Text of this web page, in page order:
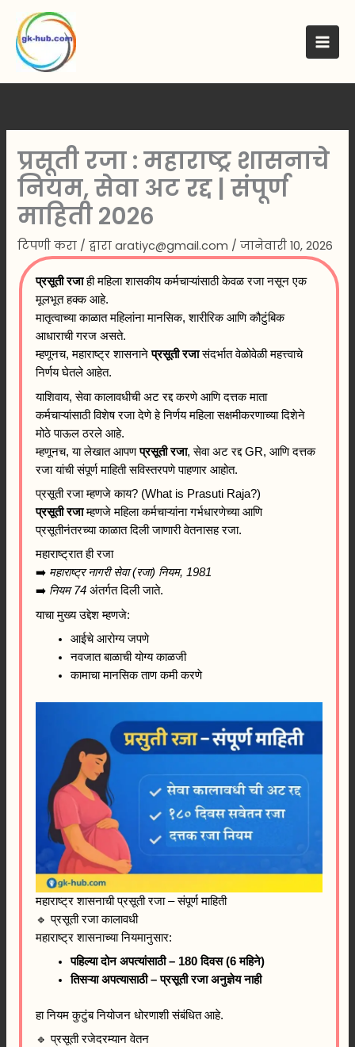
मजकुरावर
प्रसूती रजा : महाराष्ट्र शासनाचे
नियम, सेवा अट रद्द | संपूर्ण
माहिती २०२६
टिपणी करा / द्वारा aratiyc@gmail.com /जानेवारी 10, 2026
प्रसूती रजाही महिला शासकीय कर्मचाऱ्यांसाठी केवळ रजा नसून एक
मूलभूत हक्क आहे.
मातृत्वाच्या काळात महिलांना मानसिक, शारीरिक आणि कौटुंबिक
आधाराची गरज असते.
म्हणूनच, महाराष्ट्र शासनानेप्रसूती रजासंदर्भात वेळोवेळी महत्त्वाचे
निर्णय घेतले आहेत.
याशिवाय, सेवा कालावधीची अट रद्द करणे आणि दत्तक माता
कर्मचाऱ्यांसाठी विशेष रजा देणे हे निर्णय महिला सक्षमीकरणाच्या दिशेने
मोठे पाऊल ठरले आहे.
म्हणूनच, या लेखात आपणप्रसूती रजा, सेवा अट रद्द GR, आणि दत्तक
रजा यांची संपूर्ण माहिती सविस्तरपणे पाहणार आहोत.
प्रसूती रजा म्हणजे काय? (What is Prasuti Raja?)
प्रसूती रजाम्हणजे महिला कर्मचाऱ्यांना गर्भधारणेच्या आणि
प्रसूतीनंतरच्या काळात दिली जाणारी वेतनासह रजा.
महाराष्ट्रात ही रजा
➡️ महाराष्ट्र नागरी सेवा (रजा) नियम, 1981
➡️ नियम 74 अंतर्गत दिली जाते.
याचा मुख्य उद्देश म्हणजे:
आईचे आरोग्य जपणे
नवजात बाळाची योग्य काळजी
कामाचा मानसिक ताण कमी करणे
महाराष्ट्र शासनाची प्रसूती रजा – संपूर्ण माहिती
🔹 प्रसूती रजा कालावधी
महाराष्ट्र शासनाच्या नियमानुसार:
पहिल्या दोन अपत्यांसाठी – 180 दिवस (6 महिने)
तिसऱ्या अपत्यासाठी – प्रसूती रजा अनुज्ञेय नाही
हा नियम कुटुंब नियोजन धोरणाशी संबंधित आहे.
🔹 प्रसूती रजेदरम्यान वेतन